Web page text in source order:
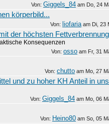
Von: Giggels_84 am Do, 24
körperbild...
Von: liofaria am Di, 23
der höchsten Fettverbrennung
Konsequenzen
Von: osso am Fr, 31
Von: chutto am Mo, 27
und zu hoher KH Anteil in
Von: Giggels_84 am Mo, 06
Von: Heino80 am So, 05